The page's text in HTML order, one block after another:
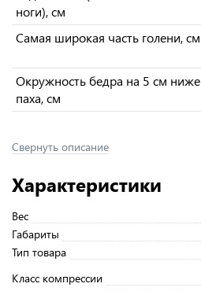
ноги), см
Самая широкая часть голени, см
Окружность бедра на 5 см ниже
паха, см
Свернуть описание
Характеристики
Вес
Габариты
Тип товара
Класс компрессии